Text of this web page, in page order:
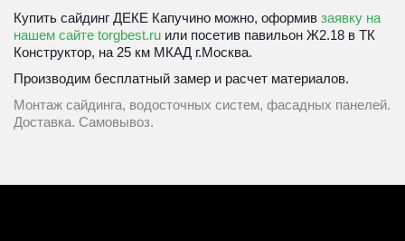
Купить сайдинг ДЕКЕ Капучино можно, оформив заявку на
нашем сайте torgbest.ru или посетив павильон Ж2.18 в ТК
Конструктор, на 25 км МКАД г.Москва.
Производим бесплатный замер и расчет материалов.
Монтаж сайдинга, водосточных систем, фасадных панелей.
Доставка. Самовывоз.